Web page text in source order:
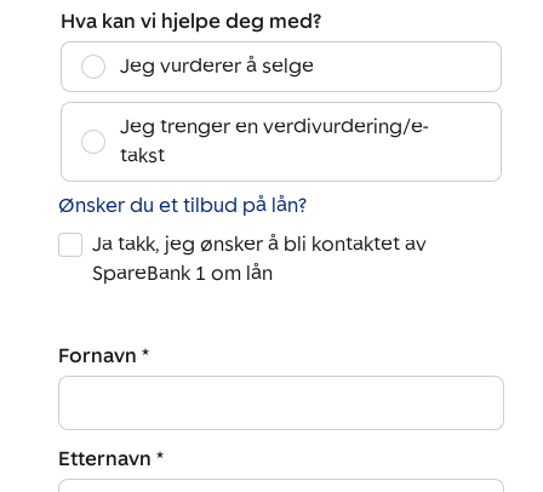
Hva kan vi hjelpe deg med?
Jeg vurderer å selge
Jeg trenger en verdivurdering/e-
takst
Ønsker du et tilbud på lån?
Ja takk, jeg ønsker å bli kontaktet av
SpareBank 1 om lån
Fornavn *
Etternavn *